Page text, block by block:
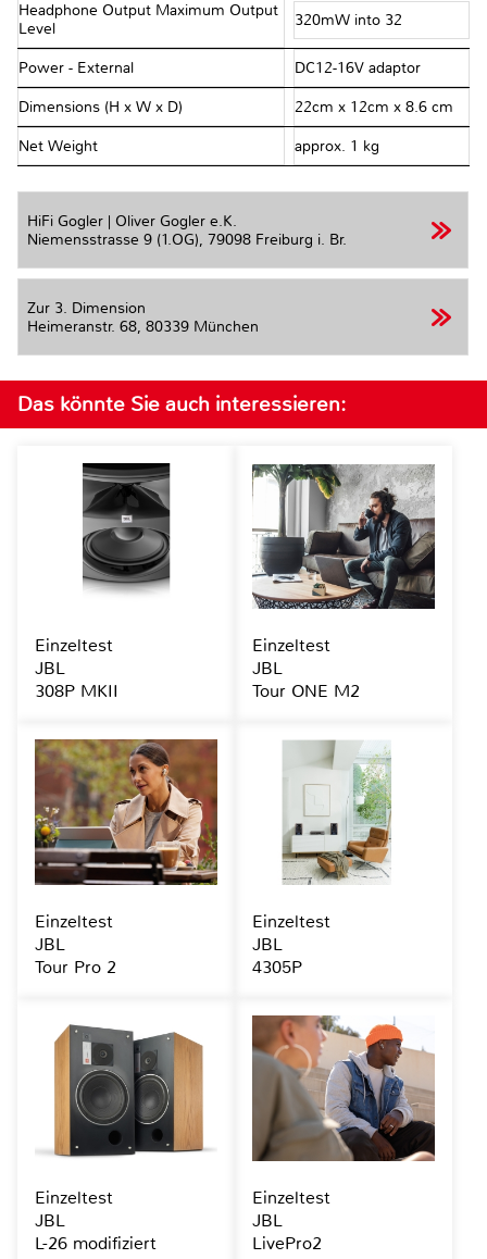
Headphone Output Maximum Output
Level
320mW into 32Ω
Power - External DC12-16V adaptor
Dimensions (H x W x D) 22cm x 12cm x 8.6 cm
Net Weight approx. 1 kg
HiFi Gogler | Oliver Gogler e.K.
Niemensstrasse 9 (1.OG), 79098 Freiburg i. Br.
Zur 3. Dimension
Heimeranstr. 68, 80339 München
Das könnte Sie auch interessieren:
Einzeltest
JBL
308P MKII
Einzeltest
JBL
Tour ONE M2
Einzeltest
JBL
Tour Pro 2
Einzeltest
JBL
4305P
Einzeltest
JBL
L-26 modifiziert
Einzeltest
JBL
LivePro2